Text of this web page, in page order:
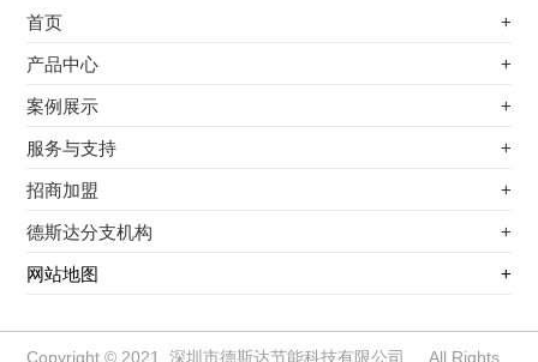
首页 +
不锈钢专用电磁加热器
电磁蒸汽发生器
电磁加热棒配件
扩散泵电磁加热器
柜式电磁加热器
产品中心 +
不锈钢专用电磁加热器
电磁蒸汽发生器
电磁加热棒配件
变频电磁采暖炉
案例展示 +
最新案例
其他应用
服务与支持 +
服务覆盖网络
服务流程
招商加盟 +
前景分析
加盟条件
加盟流程
德斯达分支机构 +
江信电子机构
网站地图 +
Copyright © 2021 深圳市德斯达节能科技有限公司 All Rights